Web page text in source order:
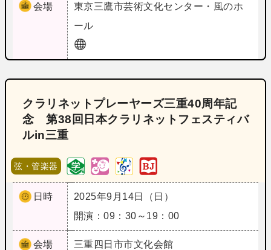
会場 東京三鷹市芸術文化センター・風のホ
ール
クラリネットプレーヤーズ三重40周年記
念 第38回日本クラリネットフェスティバ
ルin三重
弦・管楽器
日時
2025年9月14日（日）
開演：09：30～19：00
会場 三重 四日市市文化会館